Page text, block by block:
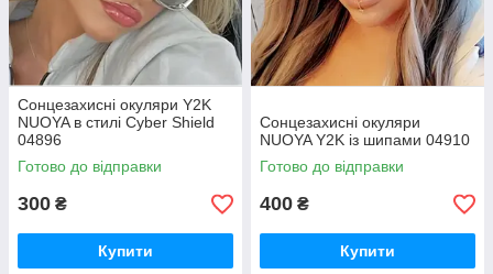
Сонцезахисні окуляри Y2K
NUOYA в стилі Cyber Shield
04896
Готово до відправки
300 ₴
Купити
Сонцезахисні окуляри
NUOYA Y2K із шипами 04910
Готово до відправки
400 ₴
Купити